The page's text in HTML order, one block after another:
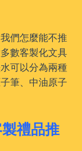
們怎麼能不推
數客製化文具
可以分為兩種
筆、中油原子
禮品推